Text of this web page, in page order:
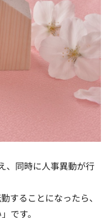
、同時に人事異動が行
することになったら、
です。